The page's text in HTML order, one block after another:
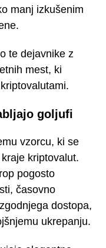
manj izkušenim
te dejavnike z
mest, ki
goljufi
vzorcu, ki se
kriptovalut.
pogosto
časovno
dostopa,
ukrepanju.